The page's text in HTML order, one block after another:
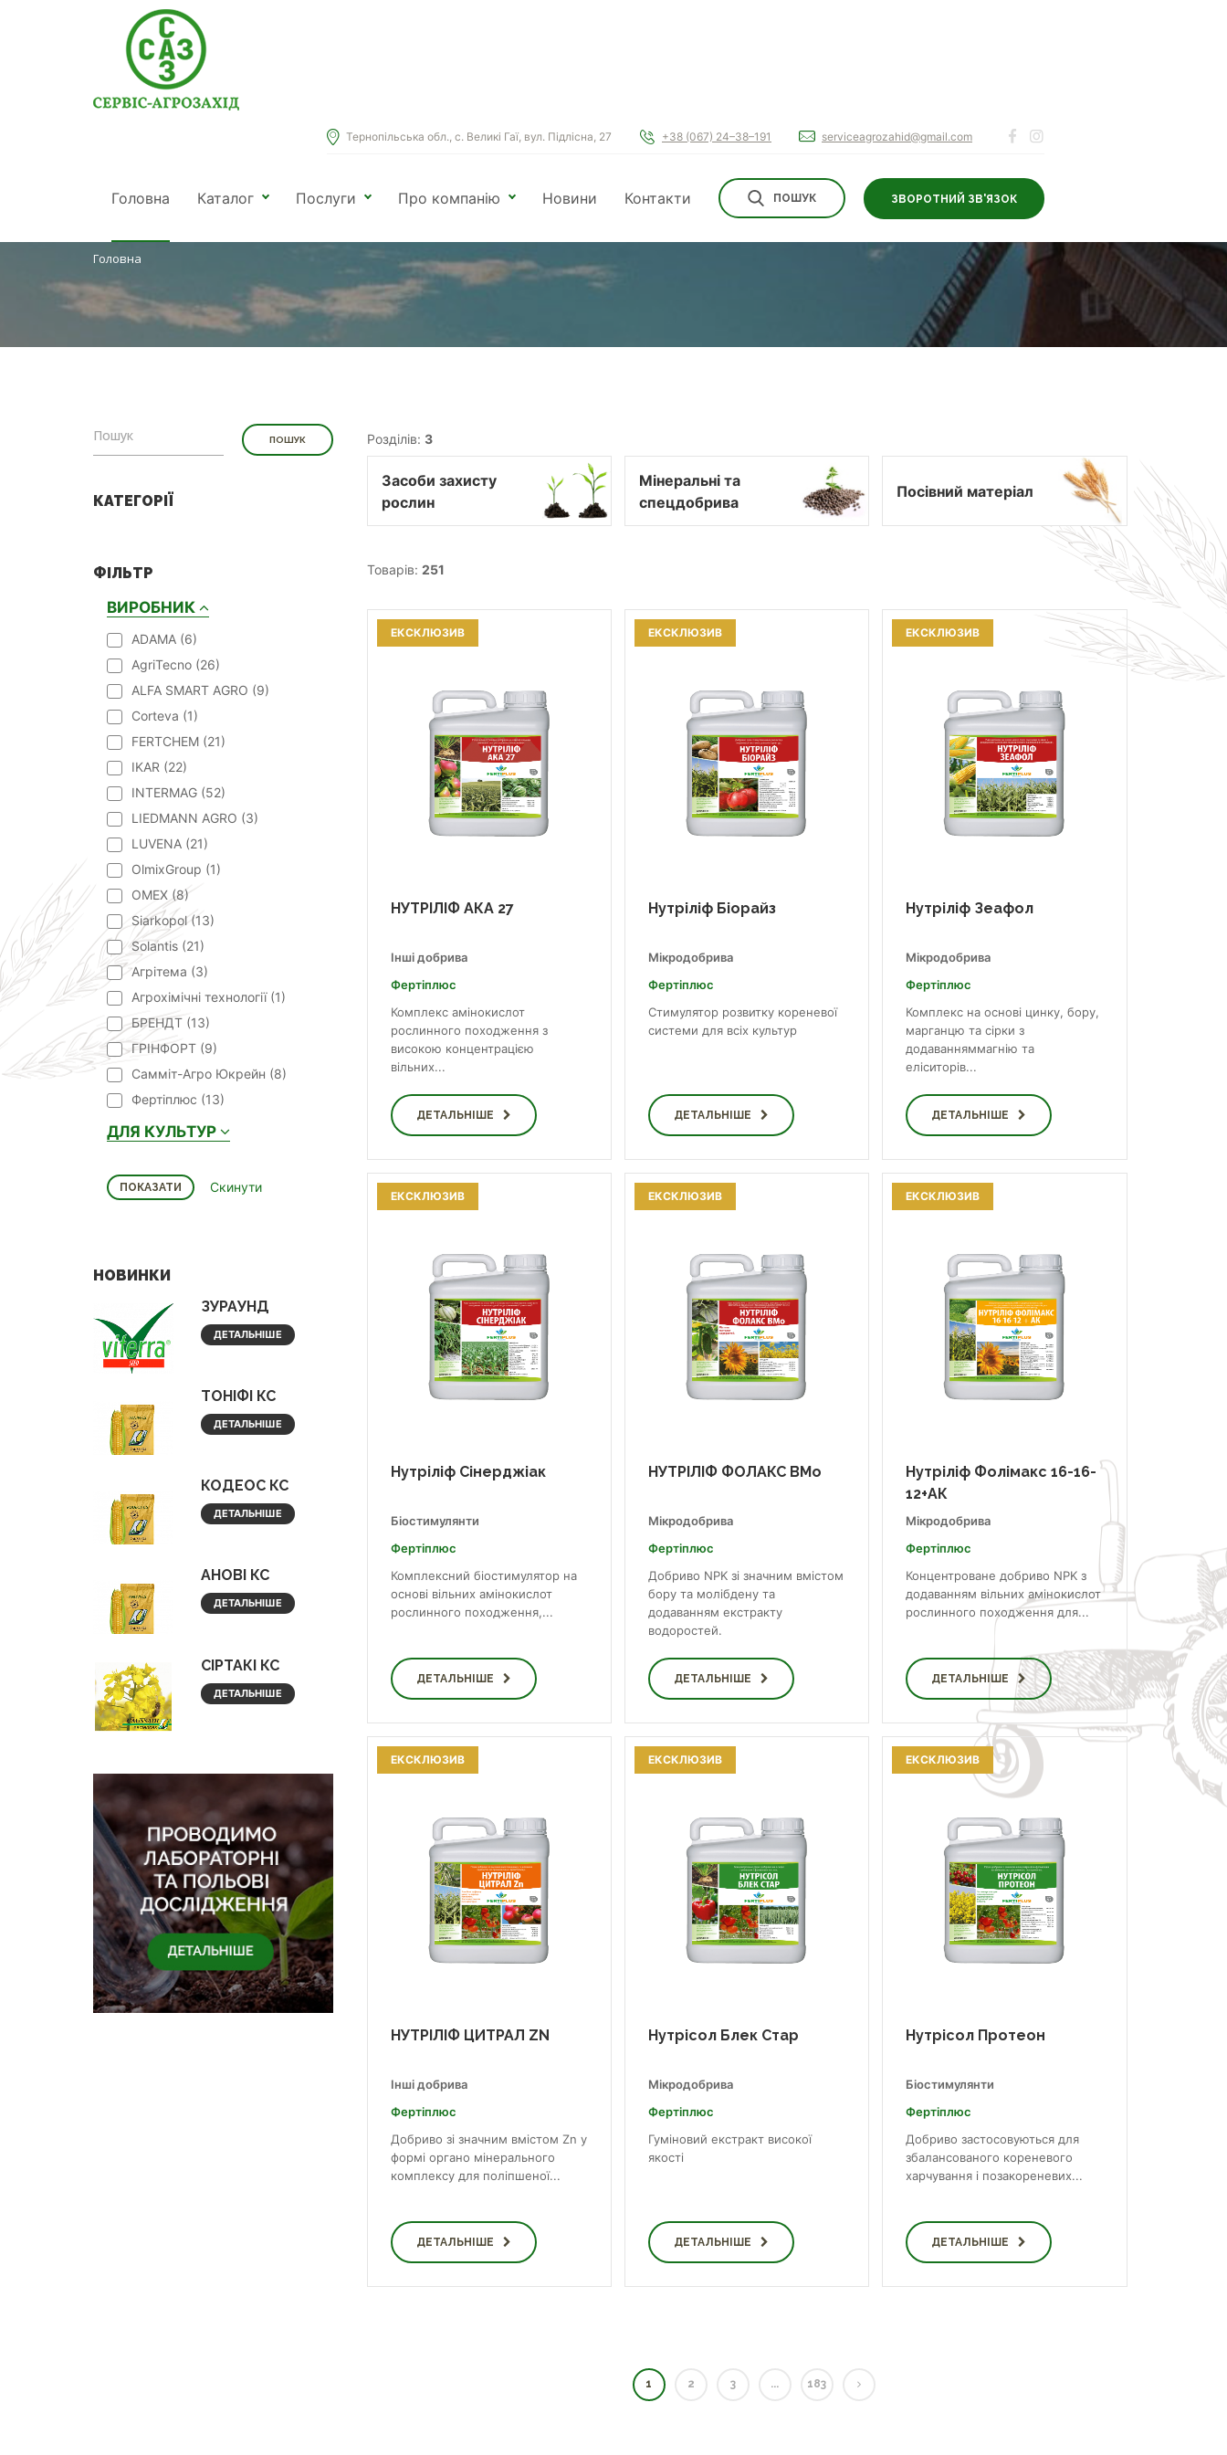
Головна Каталог Послуги Про компанію Новини Контакти ПОШУК ЗВОРОТНИЙ ЗВ'ЯЗОК
Тернопільська обл., с. Великі Гаї, вул. Підлісна, 27 +38 (067) 24–38–191 serviceagrozahid@gmail.com
КАТАЛОГ
Головна
КАТЕГОРІЇ
ФІЛЬТР
ВИРОБНИК
ADAMA (6)
AgriTecno (26)
ALFA SMART AGRO (9)
Corteva (1)
FERTCHEM (21)
IKAR (22)
INTERMAG (52)
LIEDMANN AGRO (3)
LUVENA (21)
OlmixGroup (1)
OMEX (8)
Siarkopol (13)
Solantis (21)
Агрітема (3)
Агрохімічні технології (1)
БРЕНДТ (13)
ГРІНФОРТ (9)
Самміт-Агро Юкрейн (8)
Фертіплюс (13)
ДЛЯ КУЛЬТУР
НОВИНКИ
ЗУРАУНД
ДЕТАЛЬНІШЕ
ТОНІФІ КС
ДЕТАЛЬНІШЕ
КОДЕОС КС
ДЕТАЛЬНІШЕ
АНОВІ КС
ДЕТАЛЬНІШЕ
СІРТАКІ КС
ДЕТАЛЬНІШЕ
Розділів: 3
Засоби захисту
рослин
Мінеральні та
спецдобрива
Посівний матеріал
Товарів: 251
НУТРІЛІФ АКА 27
Інші добрива
Фертіплюс
Комплекс амінокислот
рослинного походження з
високою концентрацією
вільних...
ДЕТАЛЬНІШЕ
ЕКСКЛЮЗИВ
Нутріліф Біорайз
Мікродобрива
Фертіплюс
Стимулятор розвитку кореневої
системи для всіх культур
ДЕТАЛЬНІШЕ
ЕКСКЛЮЗИВ
Нутріліф Зеафол
Мікродобрива
Фертіплюс
Комплекс на основі цинку, бору,
марганцю та сірки з
додаванняммагнію та
еліситорів...
ДЕТАЛЬНІШЕ
ЕКСКЛЮЗИВ
Нутріліф Сінерджіак
Біостимулянти
Фертіплюс
Комплексний біостимулятор на
основі вільних амінокислот
рослинного походження,...
ДЕТАЛЬНІШЕ
ЕКСКЛЮЗИВ
НУТРІЛІФ ФОЛАКС BMo
Мікродобрива
Фертіплюс
Добриво NPK зі значним вмістом
бору та молібдену та
додаванням екстракту
водоростей.
ДЕТАЛЬНІШЕ
ЕКСКЛЮЗИВ
Нутріліф Фолімакс 16-16-
12+АК
Мікродобрива
Фертіплюс
Концентроване добриво NPK з
додаванням вільних амінокислот
рослинного походження для...
ДЕТАЛЬНІШЕ
ЕКСКЛЮЗИВ
НУТРІЛІФ ЦИТРАЛ ZN
Інші добрива
Фертіплюс
Добриво зі значним вмістом Zn у
формі органо мінерального
комплексу для поліпшеної...
ДЕТАЛЬНІШЕ
ЕКСКЛЮЗИВ
Нутрісол Блек Стар
Мікродобрива
Фертіплюс
Гуміновий екстракт високої
якості
ДЕТАЛЬНІШЕ
ЕКСКЛЮЗИВ
Нутрісол Протеон
Біостимулянти
Фертіплюс
Добриво застосовуються для
збалансованого кореневого
харчування і позакореневих...
ДЕТАЛЬНІШЕ
ЕКСКЛЮЗИВ
1 2 3 ... 183